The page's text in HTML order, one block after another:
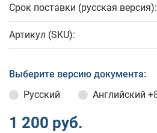
Срок поставки (русская версия):
Артикул (SKU):
Выберите версию документа:
Русский
Английский
1 200 руб.